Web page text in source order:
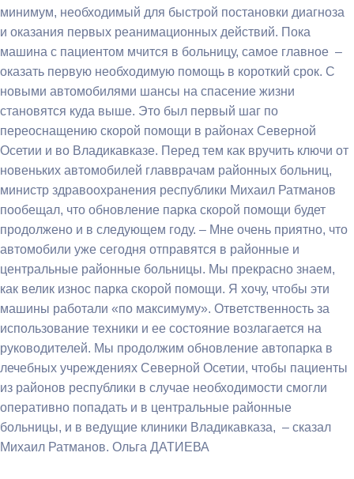
минимум, необходимый для быстрой постановки диагноза
и оказания первых реанимационных действий. Пока
машина с пациентом мчится в больницу, самое главное –
оказать первую необходимую помощь в короткий срок. С
новыми автомобилями шансы на спасение жизни
становятся куда выше. Это был первый шаг по
переоснащению скорой помощи в районах Северной
Осетии и во Владикавказе. Перед тем как вручить ключи от
новеньких автомобилей главврачам районных больниц,
министр здравоохранения республики Михаил Ратманов
пообещал, что обновление парка скорой помощи будет
продолжено и в следующем году. – Мне очень приятно, что
автомобили уже сегодня отправятся в районные и
центральные районные больницы. Мы прекрасно знаем,
как велик износ парка скорой помощи. Я хочу, чтобы эти
машины работали «по максимуму». Ответственность за
использование техники и ее состояние возлагается на
руководителей. Мы продолжим обновление автопарка в
лечебных учреждениях Северной Осетии, чтобы пациенты
из районов республики в случае необходимости смогли
оперативно попадать и в центральные районные
больницы, и в ведущие клиники Владикавказа, – сказал
Михаил Ратманов. Ольга ДАТИЕВА